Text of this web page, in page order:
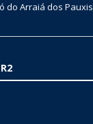
do Arraiá dos Pauxis